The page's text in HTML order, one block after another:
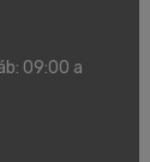
09:00 a